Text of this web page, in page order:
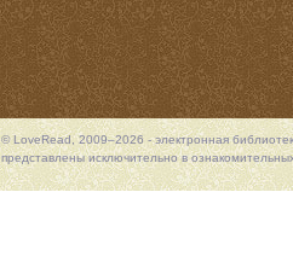
© LoveRead, 2009–2026 - электронная
представлены исключительно в